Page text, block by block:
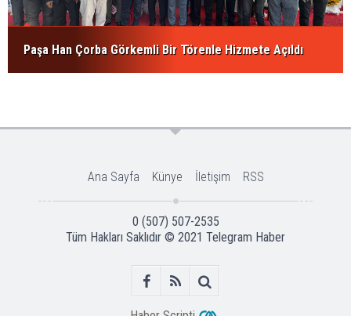
Paşa Han Çorba Görkemli Bir Törenle Hizmete Açıldı
Ana Sayfa Künye İletişim RSS
0 (507) 507-2535
Tüm Hakları Saklıdır © 2021 Telegram Haber